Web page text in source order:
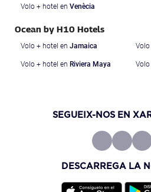
Volo + hotel en Venècia
Ocean by H10 Hotels
Volo + hotel en Jamaica Volo
Volo + hotel en Riviera Maya Volo
SEGUEIX-NOS EN
DESCARREGA LA